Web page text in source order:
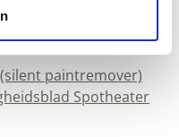
Je vindt hier ook
paintremover)
Spotheater